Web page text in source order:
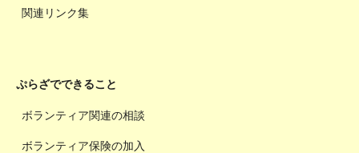
関連リンク集
ぷらざでできること
ボランティア関連の相談
ボランティア保険の加入